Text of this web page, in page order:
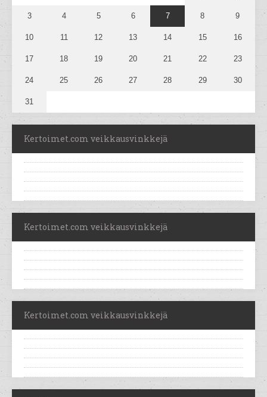
3 4 5 6 7 8 9
10 11 12 13 14 15 16
17 18 19 20 21 22 23
24 25 26 27 28 29 30
31
Kertoimet.com veikkausvinkkejä
Kertoimet.com veikkausvinkkejä
Kertoimet.com veikkausvinkkejä